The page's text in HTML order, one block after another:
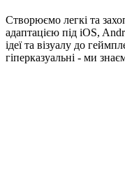
Створюємо легкі та
адаптацією під iOS,
ідеї та візуалу до
гіперказуальні - ми